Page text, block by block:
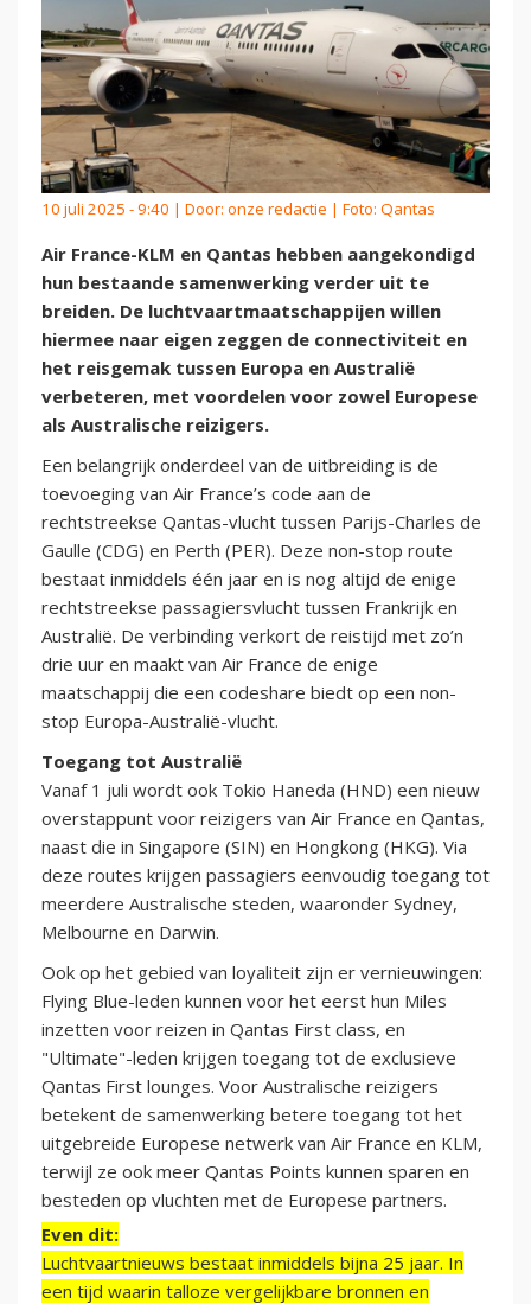
10 juli 2025 - 9:40 | Door: onze redactie | Foto: Qantas
Air France-KLM en Qantas hebben aangekondigd
hun bestaande samenwerking verder uit te
breiden. De luchtvaartmaatschappijen willen
hiermee naar eigen zeggen de connectiviteit en
het reisgemak tussen Europa en Australië
verbeteren, met voordelen voor zowel Europese
als Australische reizigers.
Een belangrijk onderdeel van de uitbreiding is de
toevoeging van Air France’s code aan de
rechtstreekse Qantas-vlucht tussen Parijs-Charles de
Gaulle (CDG) en Perth (PER). Deze non-stop route
bestaat inmiddels één jaar en is nog altijd de enige
rechtstreekse passagiersvlucht tussen Frankrijk en
Australië. De verbinding verkort de reistijd met zo’n
drie uur en maakt van Air France de enige
maatschappij die een codeshare biedt op een non-
stop Europa-Australië-vlucht.
Toegang tot Australië
Vanaf 1 juli wordt ook Tokio Haneda (HND) een nieuw
overstappunt voor reizigers van Air France en Qantas,
naast die in Singapore (SIN) en Hongkong (HKG). Via
deze routes krijgen passagiers eenvoudig toegang tot
meerdere Australische steden, waaronder Sydney,
Melbourne en Darwin.
Ook op het gebied van loyaliteit zijn er vernieuwingen:
Flying Blue-leden kunnen voor het eerst hun Miles
inzetten voor reizen in Qantas First class, en
"Ultimate"-leden krijgen toegang tot de exclusieve
Qantas First lounges. Voor Australische reizigers
betekent de samenwerking betere toegang tot het
uitgebreide Europese netwerk van Air France en KLM,
terwijl ze ook meer Qantas Points kunnen sparen en
besteden op vluchten met de Europese partners.
Even dit:
Luchtvaartnieuws bestaat inmiddels bijna 25 jaar. In
een tijd waarin talloze vergelijkbare bronnen en